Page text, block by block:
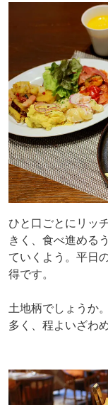
ひと口ごとにリッ
きく、食べ進める
ていくよう。平日
得です。
土地柄でしょうか
多く、程よいざわ